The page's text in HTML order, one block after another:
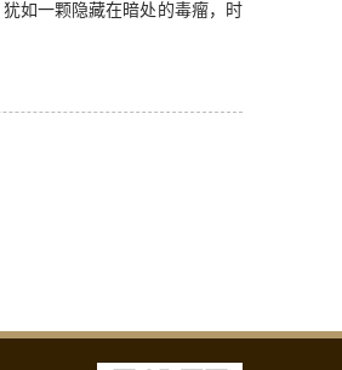
如一颗隐藏在暗处的毒瘤，时